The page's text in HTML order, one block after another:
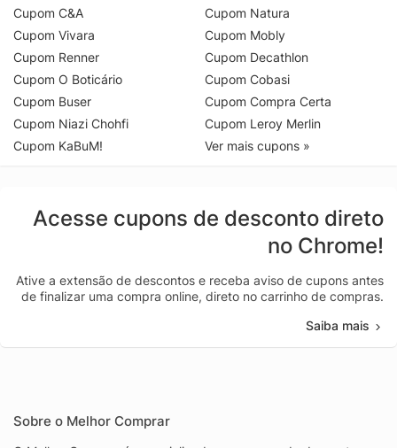
Cupom C&A
Cupom Vivara
Cupom Renner
Cupom O Boticário
Cupom Buser
Cupom Niazi Chohfi
Cupom KaBuM!
Cupom Natura
Cupom Mobly
Cupom Decathlon
Cupom Cobasi
Cupom Compra Certa
Cupom Leroy Merlin
Ver mais cupons »
Acesse cupons de desconto direto
no Chrome!
Ative a extensão de descontos e receba aviso de cupons antes
de finalizar uma compra online, direto no carrinho de compras.
Saiba mais
Sobre o Melhor Comprar